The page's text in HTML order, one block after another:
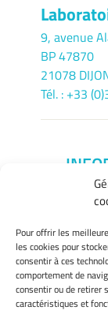
Pour offrir les
les cookies pour
consentir à ces
comportement de
consentir ou de retirer
caractéristiques et
9, avenue
BP 47870
21078
Tél. : +33
Gérer